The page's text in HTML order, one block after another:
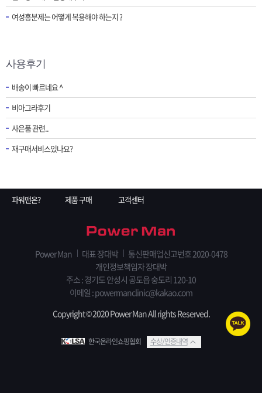
여성흥분제는 어떻게 복용해야 하는지 ?
사용후기
배송이 빠르네요 ^
비아그라후기
사은품 관련..
재구매서비스있나요?
파워맨은? 제품 구매 고객센터
Power Man 대표 장대박
통신판매업신고번호 2020-0478
개인정보책임자 장대박
주소 : 경기도 안성시 공도읍 숭도리 120-10
이메일 : powermanclinic@kakao.com
Copyright © 2020 Power Man All rights Reserved.
한국온라인쇼핑협회 수상/인증내역